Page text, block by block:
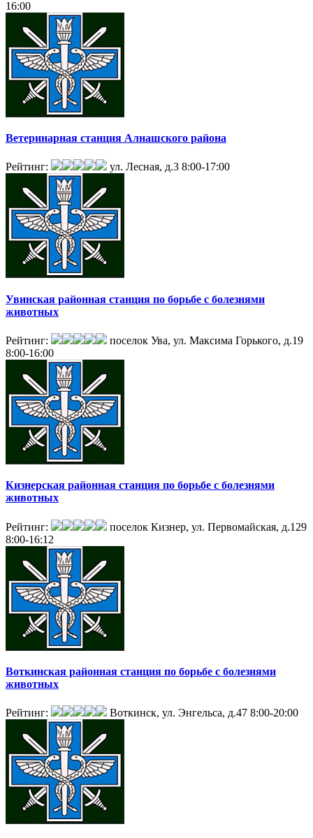
16:00
Ветеринарная станция Алнашского района
Рейтинг: ул. Лесная, д.3 8:00-17:00
Увинская районная станция по борьбе с болезнями
животных
Рейтинг:
поселок Ува, ул. Максима Горького, д.19
8:00-16:00
Кизнерская районная станция по борьбе с болезнями
животных
Рейтинг:
поселок Кизнер, ул. Первомайская, д.129
8:00-16:12
Воткинская районная станция по борьбе с болезнями
животных
Рейтинг: Воткинск, ул. Энгельса, д.47 8:00-20:00